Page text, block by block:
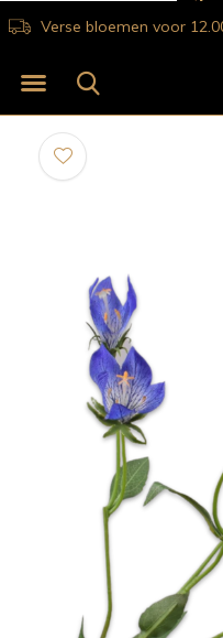
Verse bloemen voor